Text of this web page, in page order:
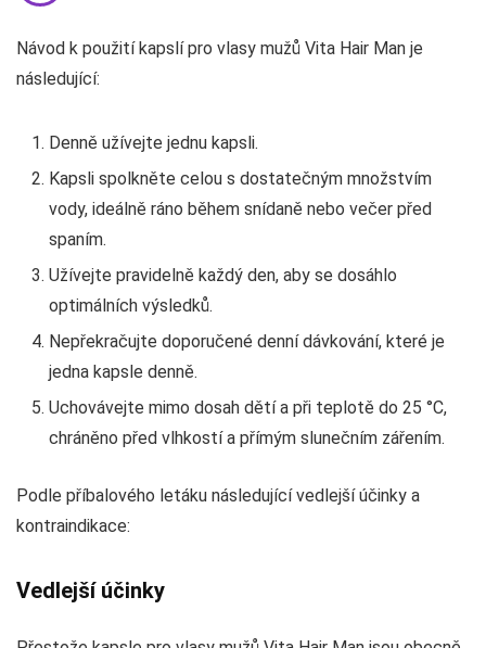
Návod k použití kapslí pro vlasy mužů Vita Hair Man je
následující:
Denně užívejte jednu kapsli.
Kapsli spolkněte celou s dostatečným množstvím
vody, ideálně ráno během snídaně nebo večer před
spaním.
Užívejte pravidelně každý den, aby se dosáhlo
optimálních výsledků.
Nepřekračujte doporučené denní dávkování, které je
jedna kapsle denně.
Uchovávejte mimo dosah dětí a při teplotě do 25 °C,
chráněno před vlhkostí a přímým slunečním zářením.
Podle příbalového letáku následující vedlejší účinky a
kontraindikace:
Vedlejší účinky